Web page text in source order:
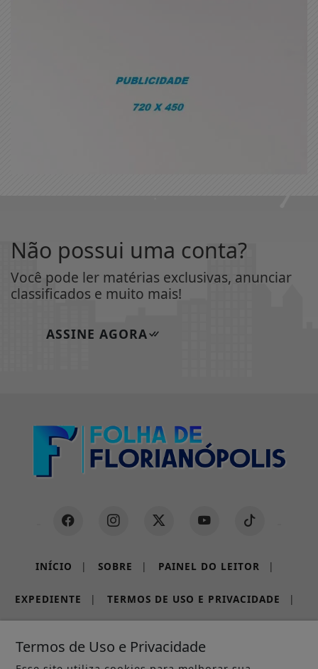
Não possui uma conta?
Você pode ler matérias exclusivas, anunciar
classificados e muito mais!
ASSINE AGORA
INÍCIO | SOBRE | PAINEL DO LEITOR |
EXPEDIENTE | TERMOS DE USO E PRIVACIDADE |
Termos de Uso e Privacidade